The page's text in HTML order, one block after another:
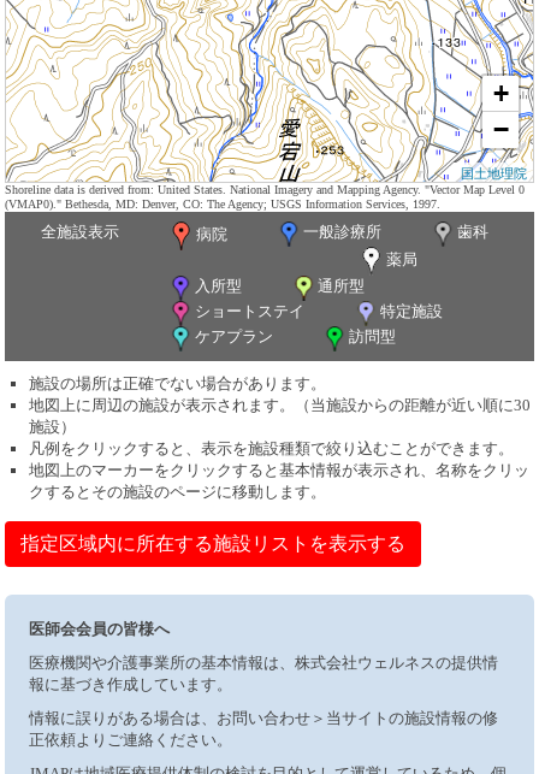
+
−
国土地理院
Shoreline data is derived from: United States. National Imagery and Mapping Agency. "Vector Map Level 0
(VMAP0)." Bethesda, MD: Denver, CO: The Agency; USGS Information Services, 1997.
全施設表示 病院 一般診療所
歯科
薬局
入所型
通所型
ショートステイ
特定施設
ケアプラン
訪問型
施設の場所は正確でない場合があります。
地図上に周辺の施設が表示されます。（当施設からの距離が近い順に30
施設）
凡例をクリックすると、表示を施設種類で絞り込むことができます。
地図上のマーカーをクリックすると基本情報が表示され、名称をクリッ
クするとその施設のページに移動します。
指定区域内に所在する施設リストを表示する
医師会会員の皆様へ
医療機関や介護事業所の基本情報は、株式会社ウェルネスの提供情
報に基づき作成しています。
情報に誤りがある場合は、お問い合わせ＞当サイトの施設情報の修
正依頼よりご連絡ください。